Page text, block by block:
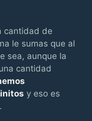
cantidad de
le sumas que al
sea, aunque la
cantidad
y eso es